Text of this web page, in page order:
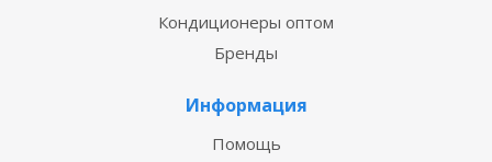
Кондиционеры оптом
Бренды
Информация
Помощь